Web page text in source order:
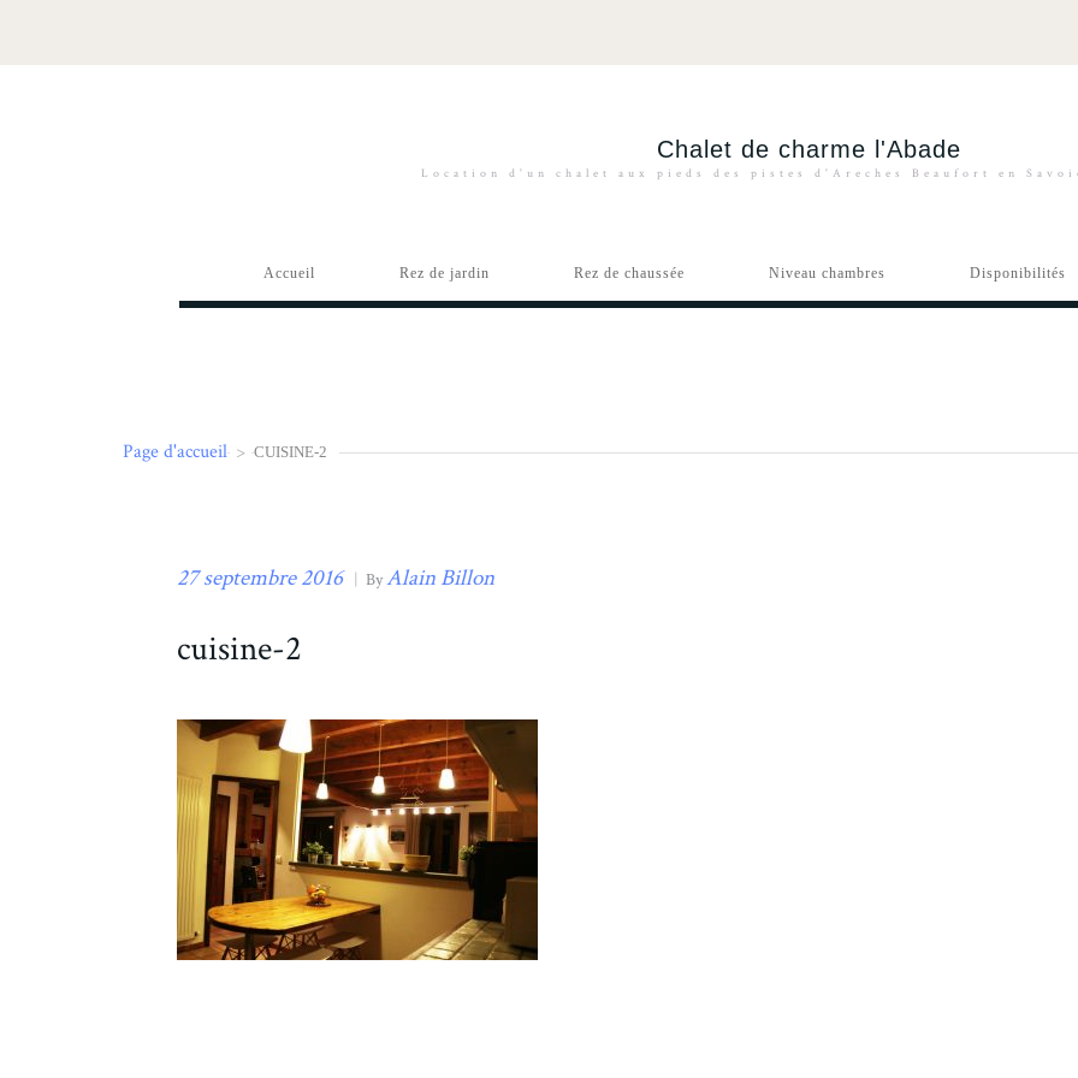
Chalet de charme l'Abade
Location d'un chalet aux pieds des pistes d'Areches Beaufort en
Accueil Rez de jardin Rez de chaussée Niveau chambres Disponibilités
Page d'accueil > CUISINE-2
27 septembre 2016 | ByAlain Billon
cuisine-2